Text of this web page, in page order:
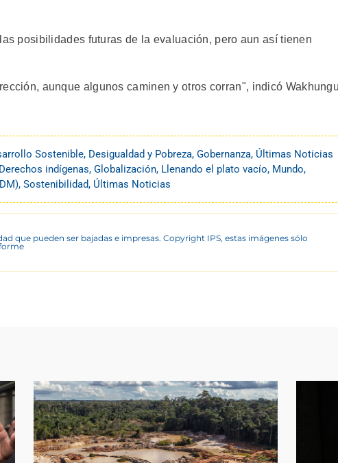
posibilidades futuras de la evaluación, pero aun así tienen
aunque algunos caminen y otros corran", indicó
Sostenible, Desigualdad y Pobreza, Gobernanza, Últimas Noticias
Derechos indígenas, Globalización, Llenando el plato vacío, Mundo,
, Sostenibilidad, Últimas Noticias
que pueden ser bajadas e impresas. Copyright IPS, estas imágenes sólo